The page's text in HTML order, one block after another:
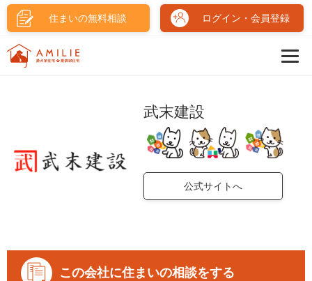
住まいの無料相談 ログイン・会員登録
武末建設
公式サイトへ
この会社に住まいの相談をする